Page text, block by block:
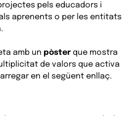
pels educadors i
aprenents o per les entitats
amb un pòsterque mostra
de valors que activa
en el següent enllaç.